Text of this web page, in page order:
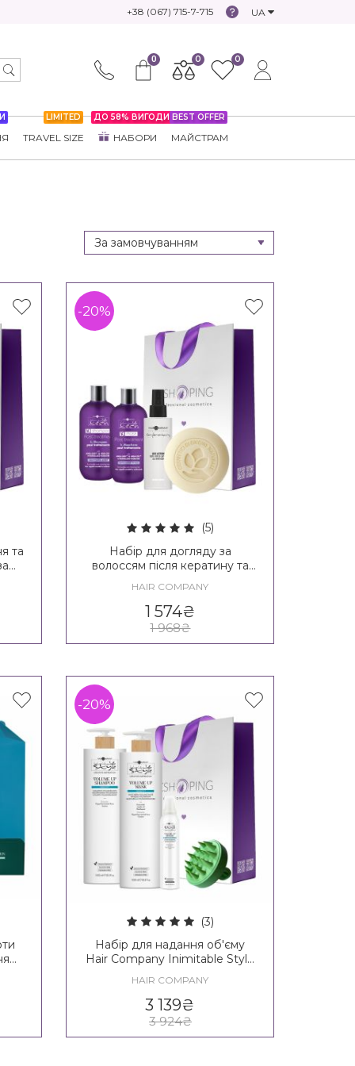
+38 (067) 715-7-715 UA
0 0 0
LIMITED
TRAVEL SIZE
ДО 58% ВИГОДИ
НАБОРИ
BEST OFFER
МАЙСТРАМ
та
-20%
(5)
Набір для догляду за
волоссям після кератину та
Inimitable Tech K-liss Kit
HAIR COMPANY
1 574₴
1 968₴
-20%
(3)
Набір для надання об'єму
Hair Company Inimitable Style
Hair Kit XXL
HAIR COMPANY
3 139₴
3 924₴